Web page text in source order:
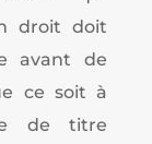
droit doit
avant de
ce soit à
de titre